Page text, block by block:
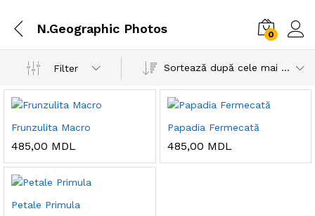
N.Geographic Photos 0
Filter Sortează după cele mai recente
Frunzulita Macro
485,00 MDL
Papadia Fermecată
485,00 MDL
Petale Primula